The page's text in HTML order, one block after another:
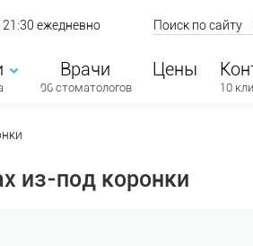
ежедневно
Врачи
96 стоматологов
Цены
10
из-под коронки